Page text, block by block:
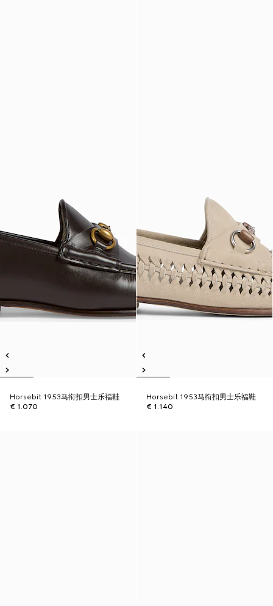
Horsebit 1953马衔扣男士乐福鞋
€ 1.070
Horsebit 1953马衔扣男士乐福鞋
€ 1.140